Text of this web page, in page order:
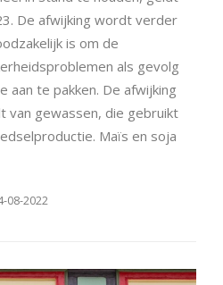
De afwijking wordt verder
is om de
als gevolg
aan te pakken. De afwijking
van gewassen, die gebruikt
Maïs en soja
08-2022